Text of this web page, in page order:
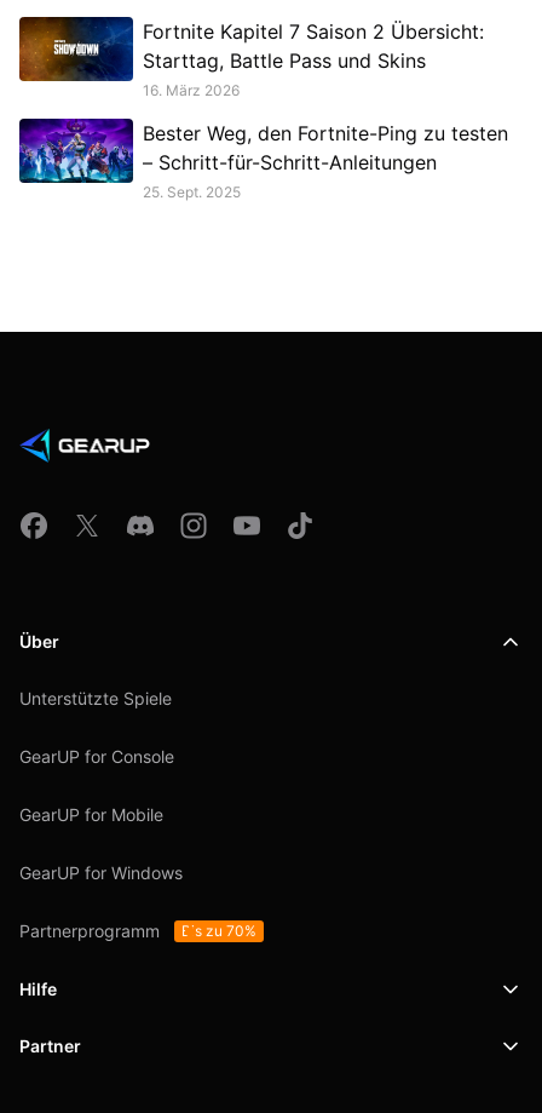
Fortnite Kapitel 7 Saison 2 Übersicht:
Starttag, Battle Pass und Skins
16. März 2026
Bester Weg, den Fortnite-Ping zu testen
– Schritt-für-Schritt-Anleitungen
25. Sept. 2025
Über
Unterstützte Spiele
GearUP for Console
GearUP for Mobile
GearUP for Windows
Partnerprogramm Bis zu 70%
Hilfe
Support
Partner